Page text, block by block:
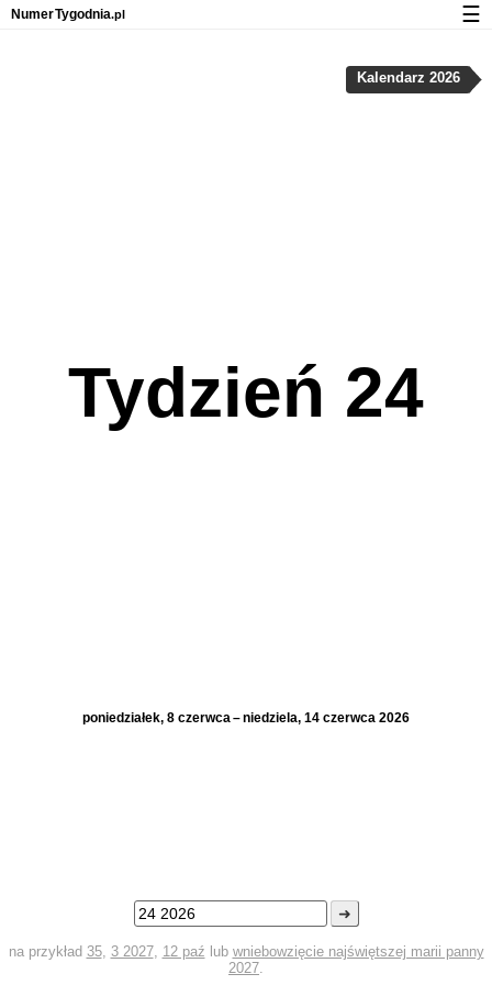
Tydzień 24
poniedziałek, 8 czerwca – niedziela, 14 czerwca 2026
➜
na przykład 35, 3 2027, 12 paź lub wniebowzięcie najświętszej marii panny
2027.
Kalendarz 2026
NumerTygodnia.pl ☰